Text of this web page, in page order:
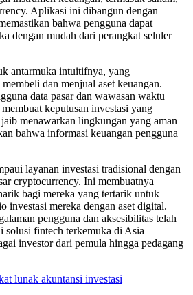
Aplikasi ini dibangun dengan
bahwa pengguna dapat
dengan mudah dari perangkat seluler
antarmuka intuitifnya, yang
dan menjual aset keuangan.
data pasar dan wawasan waktu
keputusan investasi yang
menawarkan lingkungan yang aman
bahwa informasi keuangan pengguna
layanan investasi tradisional dengan
cryptocurrency. Ini membuatnya
bagi mereka yang tertarik untuk
investasi mereka dengan aset digital.
pengguna dan aksesibilitas telah
solusi fintech terkemuka di Asia
investor dari pemula hingga pedagang
lunak akuntansi investasi